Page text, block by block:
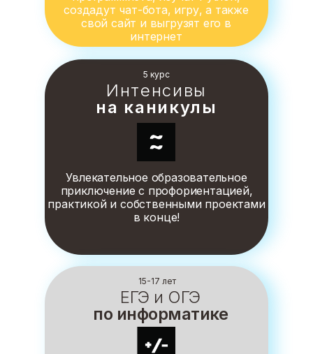
Интенсивы
на каникулы
Увлекательное образовательное
приключение с профориентацией,
практикой и собственными проектами
в конце!
5 курс
создадут чат-бота, игру, а также
свой сайт и выгрузят его в
интернет
ЕГЭ и ОГЭ
по информатике
15-17 лет